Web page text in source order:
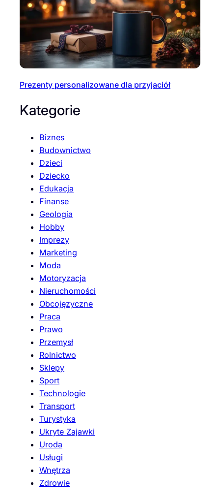
Prezenty personalizowane dla przyjaciół
Kategorie
Biznes
Budownictwo
Dzieci
Dziecko
Edukacja
Finanse
Geologia
Hobby
Imprezy
Marketing
Moda
Motoryzacja
Nieruchomości
Obcojęzyczne
Praca
Prawo
Przemysł
Rolnictwo
Sklepy
Sport
Technologie
Transport
Turystyka
Ukryte Zajawki
Uroda
Usługi
Wnętrza
Zdrowie